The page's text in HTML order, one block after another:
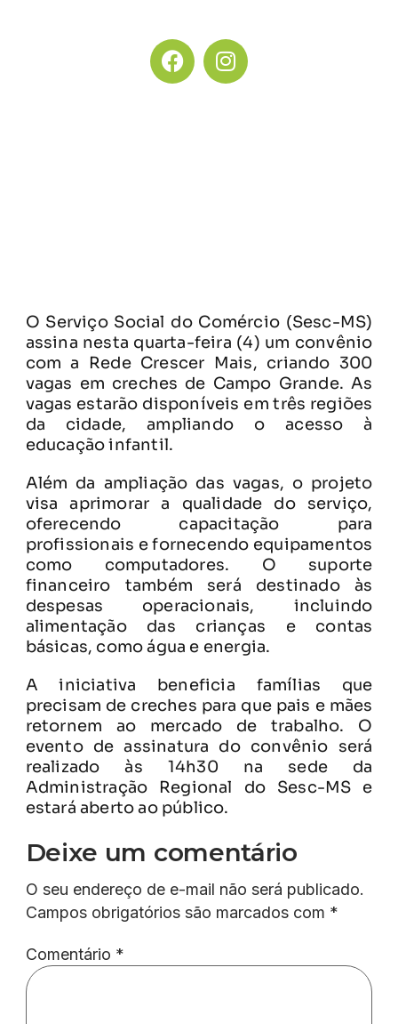
O Serviço Social do Comércio (Sesc-MS)
assina nesta quarta-feira (4) um convênio
com a Rede Crescer Mais, criando 300
vagas em creches de Campo Grande. As
vagas estarão disponíveis em três regiões
da cidade, ampliando o acesso à
educação infantil.
Além da ampliação das vagas, o projeto
visa aprimorar a qualidade do serviço,
oferecendo capacitação para
profissionais e fornecendo equipamentos
como computadores. O suporte
financeiro também será destinado às
despesas operacionais, incluindo
alimentação das crianças e contas
básicas, como água e energia.
A iniciativa beneficia famílias que
precisam de creches para que pais e mães
retornem ao mercado de trabalho. O
evento de assinatura do convênio será
realizado às 14h30 na sede da
Administração Regional do Sesc-MS e
estará aberto ao público.
Deixe um comentário
O seu endereço de e-mail não será publicado.
Campos obrigatórios são marcados com *
Comentário *